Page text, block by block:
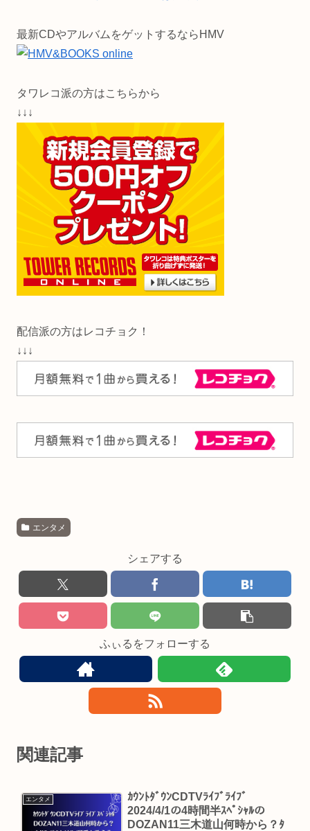
最新CDやアルバムをゲットするならHMV
タワレコ派の方はこちらから
↓↓↓
配信派の方はレコチョク！
↓↓↓
エンタメ
シェアする
ふぃるをフォローする
関連記事
エンタメ
ｶｳﾝﾄﾀﾞｳﾝCDTVﾗｲﾌﾞﾗｲﾌﾞ
2024/4/1の4時間半ｽﾍﾟｼｬﾙの
DOZAN11三木道山何時から？ﾀ